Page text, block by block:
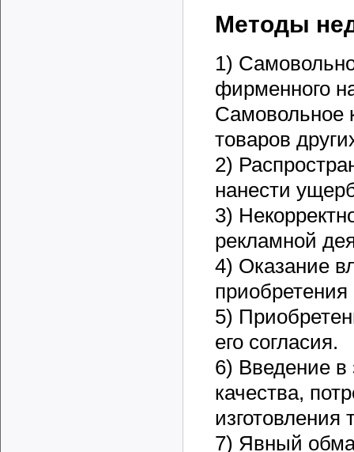
Методы
1)
фирменного
Самовольное
товаров
2)
нанести
3)
рекламной
4) Оказание
5)
его согласия.
6) Введение в
качества,
изготовления
7) Явный